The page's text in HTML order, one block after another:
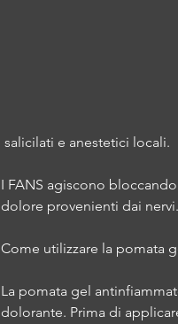
salicilati e anestetici locali.
I FANS agiscono
dolore provenienti dai nervi.
Come utilizzare la pomata
La pomata gel
dolorante. Prima di